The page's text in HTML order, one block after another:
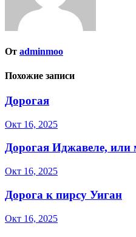
От adminmoo
Похожие записи
Дорогая
Окт 16, 2025
Дорогая Иджавеле, или
Окт 16, 2025
Дорога к пирсу Уиган
Окт 16, 2025